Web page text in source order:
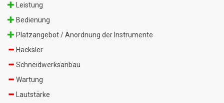
Leistung
Bedienung
Platzangebot / Anordnung der Instrumente
Häcksler
Schneidwerksanbau
Wartung
Lautstärke